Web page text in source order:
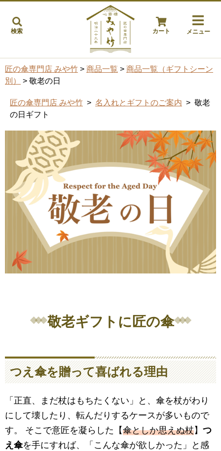
検索 カート メニュー
匠の傘専門店 みや竹 > 商品一覧 > 商品一覧（ギフトシーン
別）
> 敬老の日
匠の傘専門店 みや竹 > 名入れとギフトのご案内 > 敬老
の日ギフト
敬老ギフトに匠の傘
つえ傘を贈って喜ばれる理由
「正直、まだ杖はもちたくない」と、傘を杖がわり
にして壊したり、転んだりするケースが多いもので
す。 そこで意匠を凝らした【傘としか思えぬ杖】 つ
え傘を手にすれば、「こんな傘が欲しかった」と感